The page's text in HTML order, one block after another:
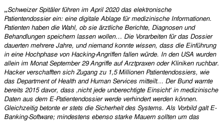
„Schweizer Spitäler führen im April 2020 das elektronische
Patientendossier ein: eine digitale Ablage für medizinische Informationen.
Patienten haben die Wahl, ob sie ärztliche Berichte, Diagnosen und
Behandlungen speichern lassen wollen… Die Vorarbeiten für das Dossier
dauerten mehrere Jahre, und niemand konnte wissen, dass die Einführung
in eine Hochphase von Hacking-Angriffen fallen würde. In den USA wurden
allein im Monat September 29 Angriffe auf Arztpraxen oder Kliniken ruchbar.
Hacker verschafften sich Zugang zu 1,5 Millionen Patientendossiers, wie
das Department of Health and Human Services mitteilt… Der Bund warnte
bereits 2015 davor, dass ‚nicht jede unberechtigte Einsicht‘ in medizinische
Daten aus dem E-Patientendossier werde verhindert werden können.
Gleichzeitig betonte er stets die Sicherheit des Systems. Als Vorbild galt E-
Banking-Software; mindestens ebenso starke Mauern sollten um das